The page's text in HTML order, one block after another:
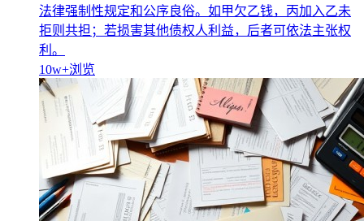
法律强制性规定和公序良俗。如甲欠乙钱，丙加入乙未
拒则共担；若损害其他债权人利益，后者可依法主张权
利。
10w+浏览